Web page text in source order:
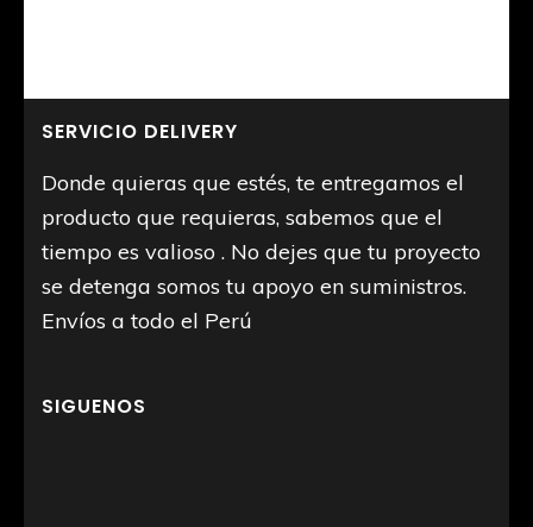
SERVICIO DELIVERY
Donde quieras que estés, te entregamos el
producto que requieras, sabemos que el
tiempo es valioso . No dejes que tu proyecto
se detenga somos tu apoyo en suministros.
Envíos a todo el Perú
SIGUENOS